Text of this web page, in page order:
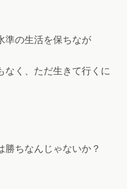
準の生活を保ちなが
なく、ただ生きて行くに
勝ちなんじゃないか？